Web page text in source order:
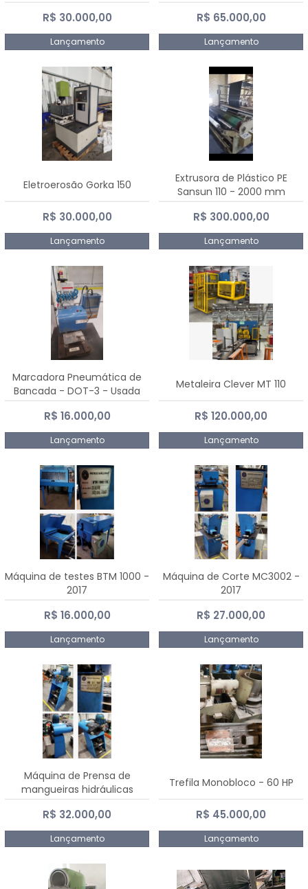
R$ 30.000,00
Lançamento
R$ 65.000,00
Lançamento
Eletroerosão Gorka 150
R$ 30.000,00
Lançamento
Extrusora de Plástico PE
Sansun 110 - 2000 mm
R$ 300.000,00
Lançamento
Marcadora Pneumática de
Bancada - DOT-3 - Usada
R$ 16.000,00
Lançamento
Metaleira Clever MT 110
R$ 120.000,00
Lançamento
Máquina de testes BTM 1000 -
2017
R$ 16.000,00
Lançamento
Máquina de Corte MC3002 -
2017
R$ 27.000,00
Lançamento
Máquina de Prensa de
mangueiras hidráulicas
PE50TF - 2017
R$ 32.000,00
Lançamento
Trefila Monobloco - 60 HP
R$ 45.000,00
Lançamento